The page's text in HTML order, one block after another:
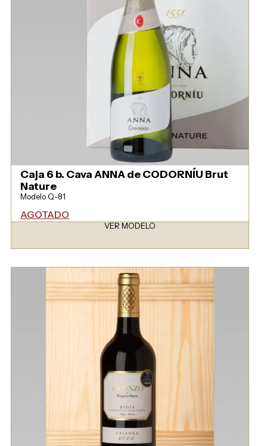
Caja 6 b. Cava ANNA de CODORNÍU Brut
Nature
Modelo Q-81
AGOTADO
VER MODELO